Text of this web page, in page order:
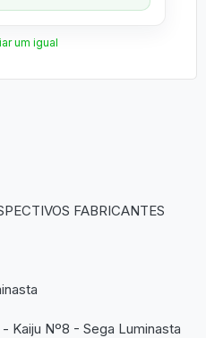
um igual
FABRICANTES
Kaiju Nº8 - Sega Luminasta